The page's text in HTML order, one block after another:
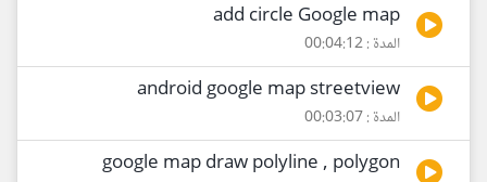
add circle Google map
المدة : 00:04:12
android google map streetview
المدة : 00:03:07
google map draw polyline , polygon